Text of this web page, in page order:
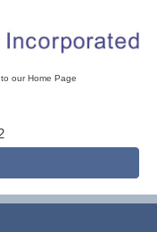
our Home Page